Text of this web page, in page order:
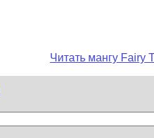
Читать мангу Fairy